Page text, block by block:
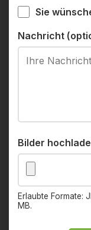
Sie
Nachricht
Bilder
Erlaubte Formate:
MB.